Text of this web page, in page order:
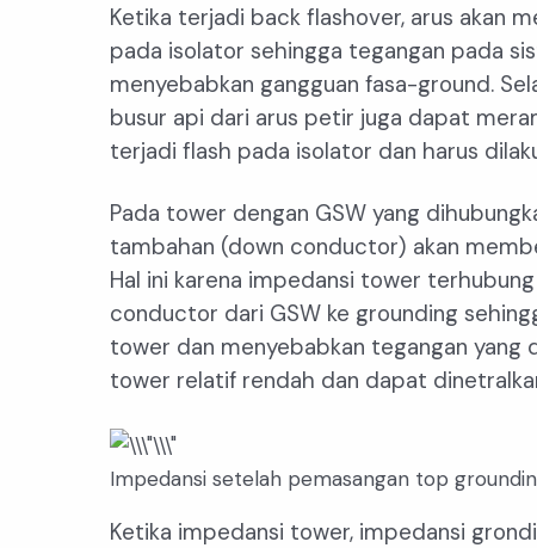
Ketika terjadi back flashover, arus akan
pada isolator sehingga tegangan pada
menyebabkan gangguan fasa-ground.
busur api dari arus petir juga dapat
terjadi flash pada isolator dan harus
Pada tower dengan GSW yang
tambahan (down conductor) akan
Hal ini karena impedansi tower
conductor dari GSW ke grounding
tower dan menyebabkan tegangan
tower relatif rendah dan dapat
Impedansi setelah pemasangan top
Ketika impedansi tower, impedansi